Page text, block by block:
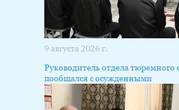
9 августа 2026 г.
Руководитель отдела тюремного
пообщался с осужденными